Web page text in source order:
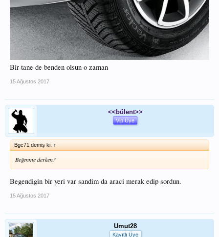
Bir tane de benden olsun o zaman
15 Ağustos 2017
<<bülent>>
Vip Üye
Bgc71 demiş ki: ↑
Beğenme derken?
Begendigin bir yeri var sandim da araci merak edip sordun.
15 Ağustos 2017
Umut28
Kayıtlı Üye